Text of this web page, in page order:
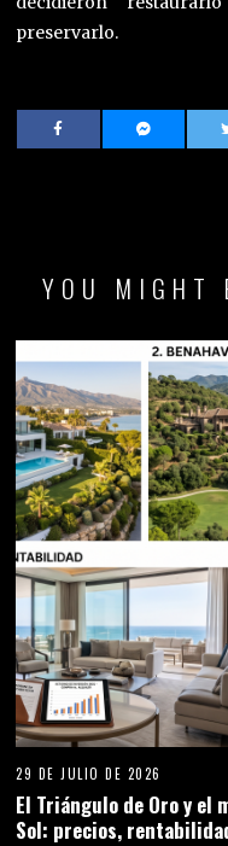
preservarlo.
YOU MIGHT
29 DE JULIO DE 2026
El Triángulo de Oro y el
Sol: precios,